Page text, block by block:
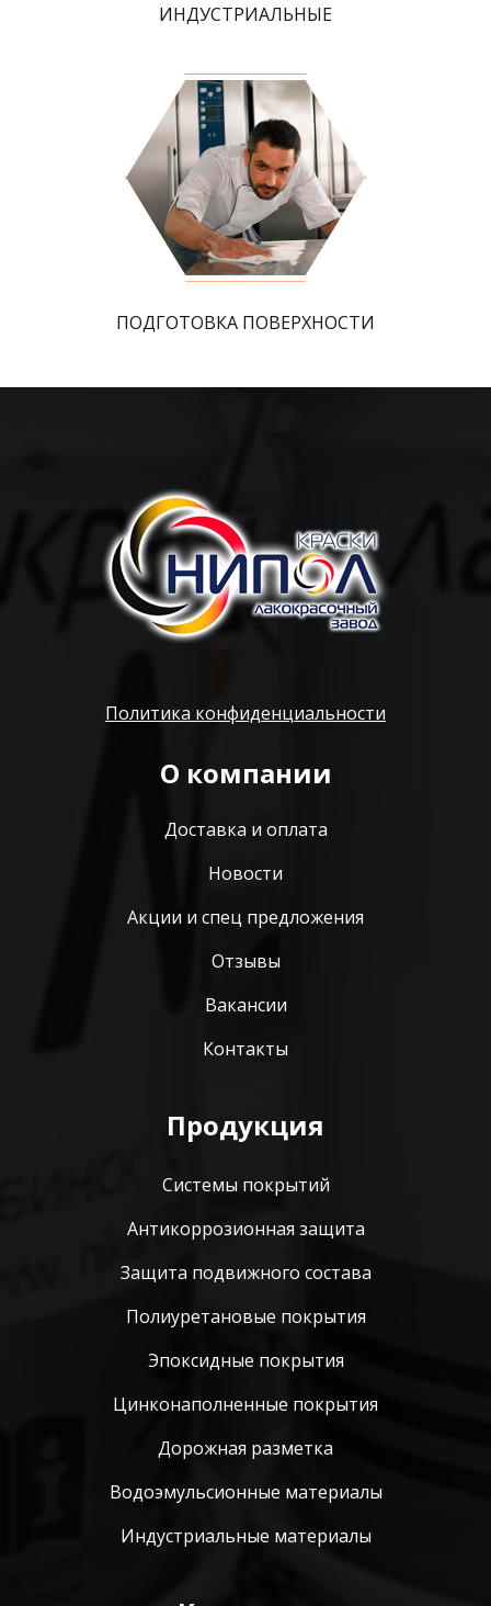
ИНДУСТРИАЛЬНЫЕ
ПОДГОТОВКА ПОВЕРХНОСТИ
Политика конфиденциальности
О компании
Доставка и оплата
Новости
Акции и спец предложения
Отзывы
Вакансии
Контакты
Продукция
Системы покрытий
Антикоррозионная защита
Защита подвижного состава
Полиуретановые покрытия
Эпоксидные покрытия
Цинконаполненные покрытия
Дорожная разметка
Водоэмульсионные материалы
Индустриальные материалы